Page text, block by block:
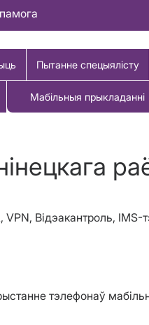
Пытанне спецыялісту
Мабільныя прыкладанні
, VPN, Відэакантроль, IMS-
тэлефонаў